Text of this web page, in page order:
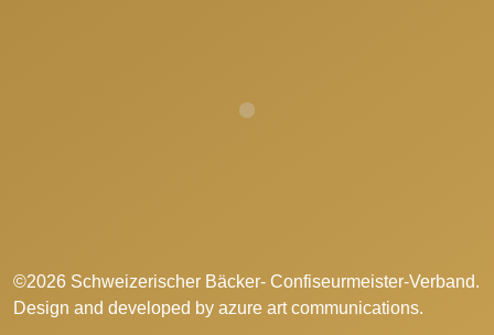
©2026 Schweizerischer Bäcker- Confiseurmeister-Verband.
Design and developed by azure art communications.